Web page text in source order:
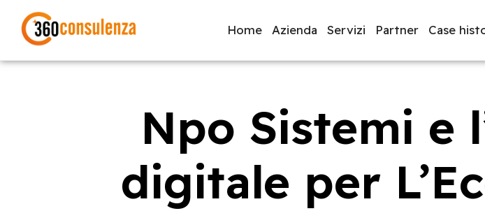
Home Azienda Servizi Partner Case
NIS2 Bandi ISO 27001 Sviluppo software BeeProd
Inizia a digitare per visualizzare le pagine consigliate.
Npo Sistemi e
digitale per